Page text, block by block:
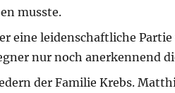
musste.
eine leidenschaftliche
nur noch anerkennend
der Familie Krebs.